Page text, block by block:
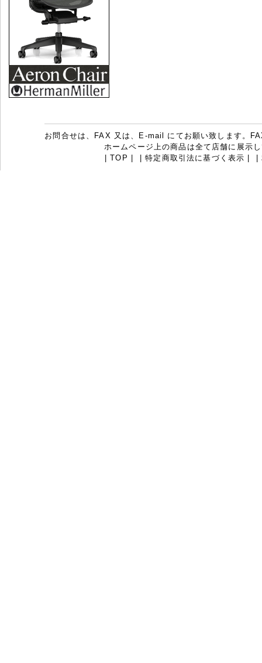
お問合せは、FAX 又は、E-mail にてお願い致します。
ホームページ上の商品は全て店舗に展示
|TOP |特定商取引法に基づく表示 |